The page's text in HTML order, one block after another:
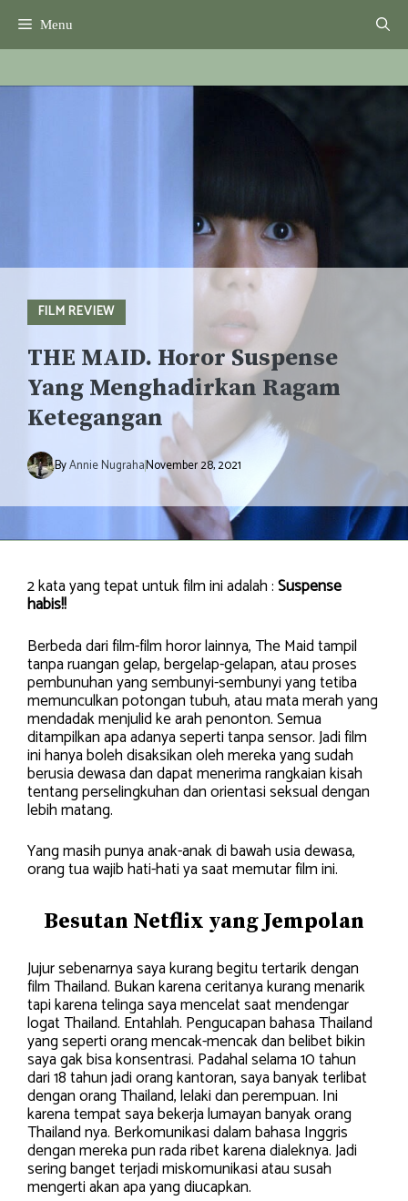
Menu
FILM REVIEW
THE MAID. Horor Suspense
Yang Menghadirkan Ragam
Ketegangan
ByAnnie NugrahaNovember 28, 2021
2 kata yang tepat untuk film ini adalah :Suspense
habis!!
Berbeda dari film-film horor lainnya, The Maid tampil
tanpa ruangan gelap, bergelap-gelapan, atau proses
pembunuhan yang sembunyi-sembunyi yang tetiba
memunculkan potongan tubuh, atau mata merah yang
mendadak menjulid ke arah penonton. Semua
ditampilkan apa adanya seperti tanpa sensor. Jadi film
ini hanya boleh disaksikan oleh mereka yang sudah
berusia dewasa dan dapat menerima rangkaian kisah
tentang perselingkuhan dan orientasi seksual dengan
lebih matang.
Yang masih punya anak-anak di bawah usia dewasa,
orang tua wajib hati-hati ya saat memutar film ini.
Besutan Netflix yang Jempolan
Jujur sebenarnya saya kurang begitu tertarik dengan
film Thailand. Bukan karena ceritanya kurang menarik
tapi karena telinga saya mencelat saat mendengar
logat Thailand. Entahlah. Pengucapan bahasa Thailand
yang seperti orang mencak-mencak dan belibet bikin
saya gak bisa konsentrasi. Padahal selama 10 tahun
dari 18 tahun jadi orang kantoran, saya banyak terlibat
dengan orang Thailand, lelaki dan perempuan. Ini
karena tempat saya bekerja lumayan banyak orang
Thailand nya. Berkomunikasi dalam bahasa Inggris
dengan mereka pun rada ribet karena dialeknya. Jadi
sering banget terjadi miskomunikasi atau susah
mengerti akan apa yang diucapkan.